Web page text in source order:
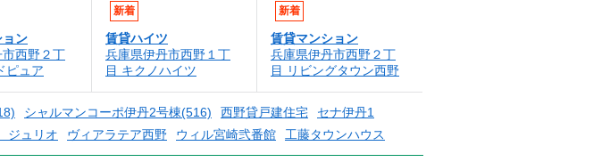
ョン
西野２丁
ピュア
新着
賃貸ハイツ
兵庫県伊丹市西野１丁
目 キクノハイツ
新着
賃貸マンション
兵庫県伊丹市西野２丁
目 リビングタウン西野
シャルマンコーポ伊丹2号棟(516) 西野貸戸建住宅
セナ伊丹1
ジュリオ ヴィアラテア西野 ウィル宮崎弐番館 工藤タウンハウス